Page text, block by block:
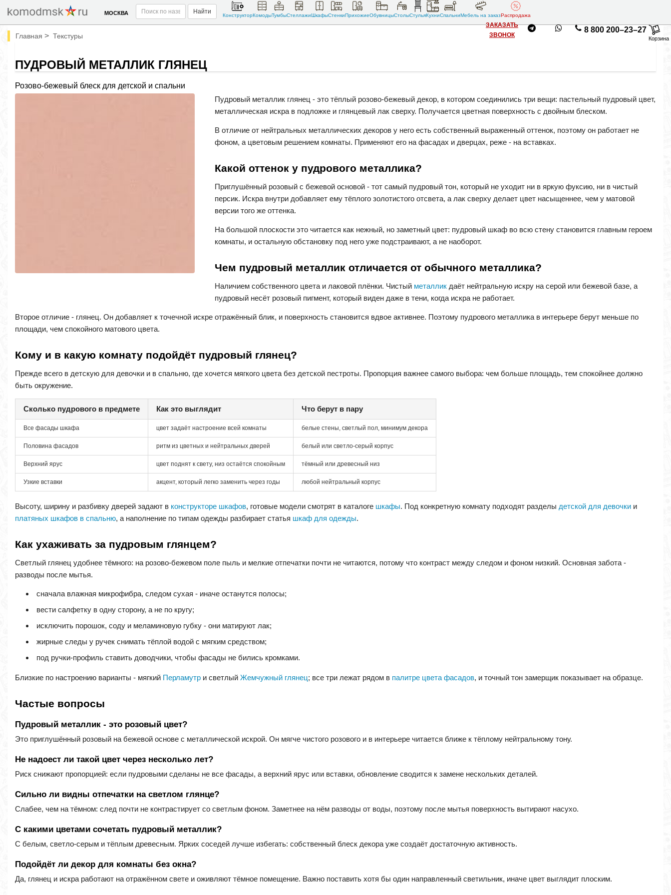
МОСКВА Найти
КонструкторКомодыТумбыСтеллажиШкафыСтенкиПрихожиеОбувницыСтолыСтульяКухниСпальниМебель на заказРаспродажа
ЗАКАЗАТЬ
ЗВОНОК
8 800 200–23–27
Корзина
Главная > Текстуры
ПУДРОВЫЙ МЕТАЛЛИК ГЛЯНЕЦ
Розово-бежевый блеск для детской и спальни
Пудровый металлик глянец - это тёплый розово-бежевый декор, в котором соединились три вещи: пастельный пудровый цвет,
металлическая искра в подложке и глянцевый лак сверху. Получается цветная поверхность с двойным блеском.
В отличие от нейтральных металлических декоров у него есть собственный выраженный оттенок, поэтому он работает не
фоном, а цветовым решением комнаты. Применяют его на фасадах и дверцах, реже - на вставках.
Какой оттенок у пудрового металлика?
Приглушённый розовый с бежевой основой - тот самый пудровый тон, который не уходит ни в яркую фуксию, ни в чистый
персик. Искра внутри добавляет ему тёплого золотистого отсвета, а лак сверху делает цвет насыщеннее, чем у матовой
версии того же оттенка.
На большой плоскости это читается как нежный, но заметный цвет: пудровый шкаф во всю стену становится главным героем
комнаты, и остальную обстановку под него уже подстраивают, а не наоборот.
Чем пудровый металлик отличается от обычного металлика?
Наличием собственного цвета и лаковой плёнки. Чистый металлик даёт нейтральную искру на серой или бежевой базе, а
пудровый несёт розовый пигмент, который виден даже в тени, когда искра не работает.
Второе отличие - глянец. Он добавляет к точечной искре отражённый блик, и поверхность становится вдвое активнее. Поэтому пудрового металлика в интерьере берут меньше по
площади, чем спокойного матового цвета.
Кому и в какую комнату подойдёт пудровый глянец?
Прежде всего в детскую для девочки и в спальню, где хочется мягкого цвета без детской пестроты. Пропорция важнее самого выбора: чем больше площадь, тем спокойнее должно
быть окружение.
Сколько пудрового в предмете Как это выглядит Что берут в пару
Все фасады шкафа цвет задаёт настроение всей комнаты белые стены, светлый пол, минимум декора
Половина фасадов ритм из цветных и нейтральных дверей белый или светло-серый корпус
Верхний ярус цвет поднят к свету, низ остаётся спокойным тёмный или древесный низ
Узкие вставки акцент, который легко заменить через годы любой нейтральный корпус
Высоту, ширину и разбивку дверей задают в конструкторе шкафов, готовые модели смотрят в каталоге шкафы. Под конкретную комнату подходят разделы детской для девочки и
платяных шкафов в спальню, а наполнение по типам одежды разбирает статья шкаф для одежды.
Как ухаживать за пудровым глянцем?
Светлый глянец удобнее тёмного: на розово-бежевом поле пыль и мелкие отпечатки почти не читаются, потому что контраст между следом и фоном низкий. Основная забота -
разводы после мытья.
сначала влажная микрофибра, следом сухая - иначе останутся полосы;
вести салфетку в одну сторону, а не по кругу;
исключить порошок, соду и меламиновую губку - они матируют лак;
жирные следы у ручек снимать тёплой водой с мягким средством;
под ручки-профиль ставить доводчики, чтобы фасады не бились кромками.
Близкие по настроению варианты - мягкий Перламутр и светлый Жемчужный глянец; все три лежат рядом в палитре цвета фасадов, и точный тон замерщик показывает на образце.
Частые вопросы
Пудровый металлик - это розовый цвет?
Это приглушённый розовый на бежевой основе с металлической искрой. Он мягче чистого розового и в интерьере читается ближе к тёплому нейтральному тону.
Не надоест ли такой цвет через несколько лет?
Риск снижают пропорцией: если пудровыми сделаны не все фасады, а верхний ярус или вставки, обновление сводится к замене нескольких деталей.
Сильно ли видны отпечатки на светлом глянце?
Слабее, чем на тёмном: след почти не контрастирует со светлым фоном. Заметнее на нём разводы от воды, поэтому после мытья поверхность вытирают насухо.
С какими цветами сочетать пудровый металлик?
С белым, светло-серым и тёплым древесным. Ярких соседей лучше избегать: собственный блеск декора уже создаёт достаточную активность.
Подойдёт ли декор для комнаты без окна?
Да, глянец и искра работают на отражённом свете и оживляют тёмное помещение. Важно поставить хотя бы один направленный светильник, иначе цвет выглядит плоским.